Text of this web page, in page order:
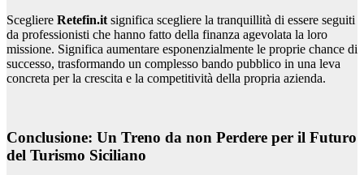
Scegliere Retefin.it significa scegliere la tranquillità di essere seguiti
da professionisti che hanno fatto della finanza agevolata la loro
missione. Significa aumentare esponenzialmente le proprie chance di
successo, trasformando un complesso bando pubblico in una leva
concreta per la crescita e la competitività della propria azienda.
Conclusione: Un Treno da non Perdere per il Futuro
del Turismo Siciliano